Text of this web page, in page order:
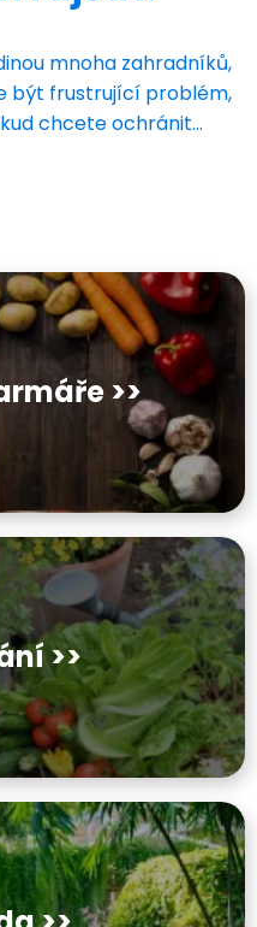
mnoha zahradníků,
být frustrující problém,
chcete ochránit…
>>
>>